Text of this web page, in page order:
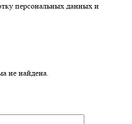
персональных данных и
не найдена.